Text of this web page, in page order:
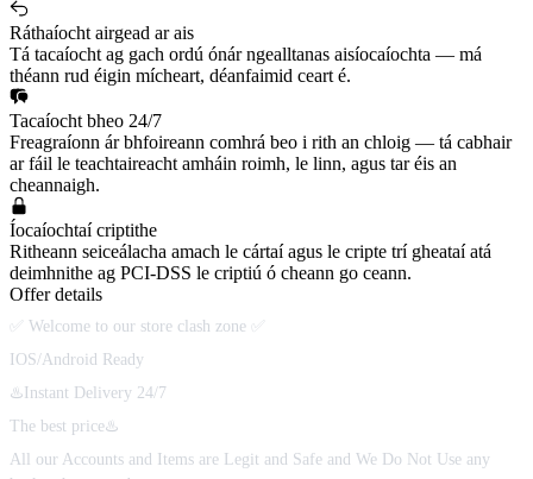
Ráthaíocht airgead ar ais
Tá tacaíocht ag gach ordú ónár ngealltanas aisíocaíochta — má
théann rud éigin mícheart, déanfaimid ceart é.
Tacaíocht bheo 24/7
Freagraíonn ár bhfoireann comhrá beo i rith an chloig — tá cabhair
ar fáil le teachtaireacht amháin roimh, le linn, agus tar éis an
cheannaigh.
Íocaíochtaí criptithe
Ritheann seiceálacha amach le cártaí agus le cripte trí gheataí atá
deimhnithe ag PCI-DSS le criptiú ó cheann go ceann.
Offer details
✅ Welcome to our store clash zone ✅
IOS/Android Ready
♨️Instant Delivery 24/7
The best price♨️
All our Accounts and Items are Legit and Safe and We Do Not Use any